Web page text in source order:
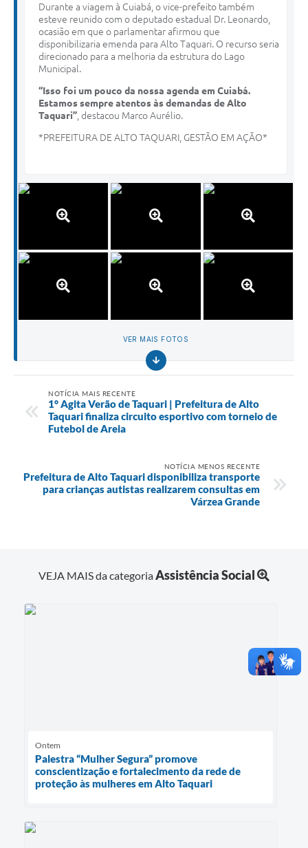
Durante a viagem à Cuiabá, o vice-prefeito também
esteve reunido com o deputado estadual Dr. Leonardo,
ocasião em que o parlamentar afirmou que
disponibilizaria emenda para Alto Taquari. O recurso seria
direcionado para a melhoria da estrutura do Lago
Municipal.
“Isso foi um pouco da nossa agenda em Cuiabá.
Estamos sempre atentos às demandas de Alto
Taquari” , destacou Marco Aurélio.
*PREFEITURA DE ALTO TAQUARI, GESTÃO EM AÇÃO*
VER MAIS FOTOS
NOTÍCIA MAIS RECENTE
1° Agita Verão de Taquari | Prefeitura de Alto
Taquari finaliza circuito esportivo com torneio de
Futebol de Areia
NOTÍCIA MENOS RECENTE
Prefeitura de Alto Taquari disponibiliza transporte
para crianças autistas realizarem consultas em
Várzea Grande
VEJA MAIS da categoriaAssistência Social
Ontem
Palestra “Mulher Segura” promove
conscientização e fortalecimento da rede de
proteção às mulheres em Alto Taquari